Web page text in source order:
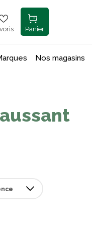
Panier
Nos magasins